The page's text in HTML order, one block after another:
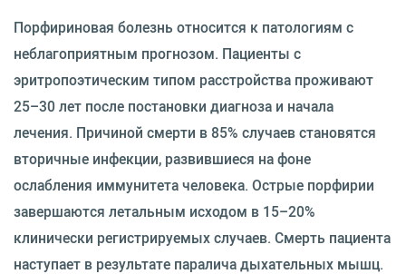
Порфириновая болезнь относится к патологиям с
неблагоприятным прогнозом. Пациенты с
эритропоэтическим типом расстройства проживают
25–30 лет после постановки диагноза и начала
лечения. Причиной смерти в 85% случаев становятся
вторичные инфекции, развившиеся на фоне
ослабления иммунитета человека. Острые порфирии
завершаются летальным исходом в 15–20%
клинически регистрируемых случаев. Смерть пациента
наступает в результате паралича дыхательных мышц.